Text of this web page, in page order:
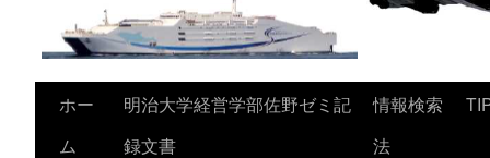
ホー
ム
明治大学経営学部佐野ゼミ記
録文書
情報検索
法